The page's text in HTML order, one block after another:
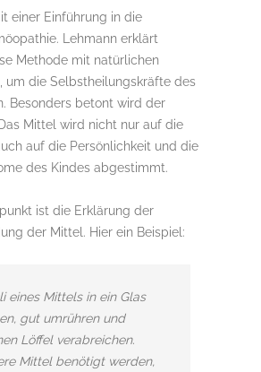
einer Einführung in die
Lehmann erklärt
Methode mit natürlichen
um die Selbstheilungskräfte des
Besonders betont wird der
Mittel wird nicht nur auf die
auf die Persönlichkeit und die
des Kindes abgestimmt.
ist die Erklärung der
der Mittel. Hier ein Beispiel:
eines Mittels in ein Glas
gut umrühren und
Löffel verabreichen.
Mittel benötigt werden,